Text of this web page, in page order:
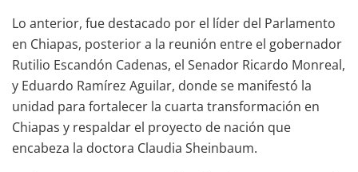
Lo anterior, fue destacado por el líder del Parlamento
en Chiapas, posterior a la reunión entre el gobernador
Rutilio Escandón Cadenas, el Senador Ricardo Monreal,
y Eduardo Ramírez Aguilar, donde se manifestó la
unidad para fortalecer la cuarta transformación en
Chiapas y respaldar el proyecto de nación que
encabeza la doctora Claudia Sheinbaum.